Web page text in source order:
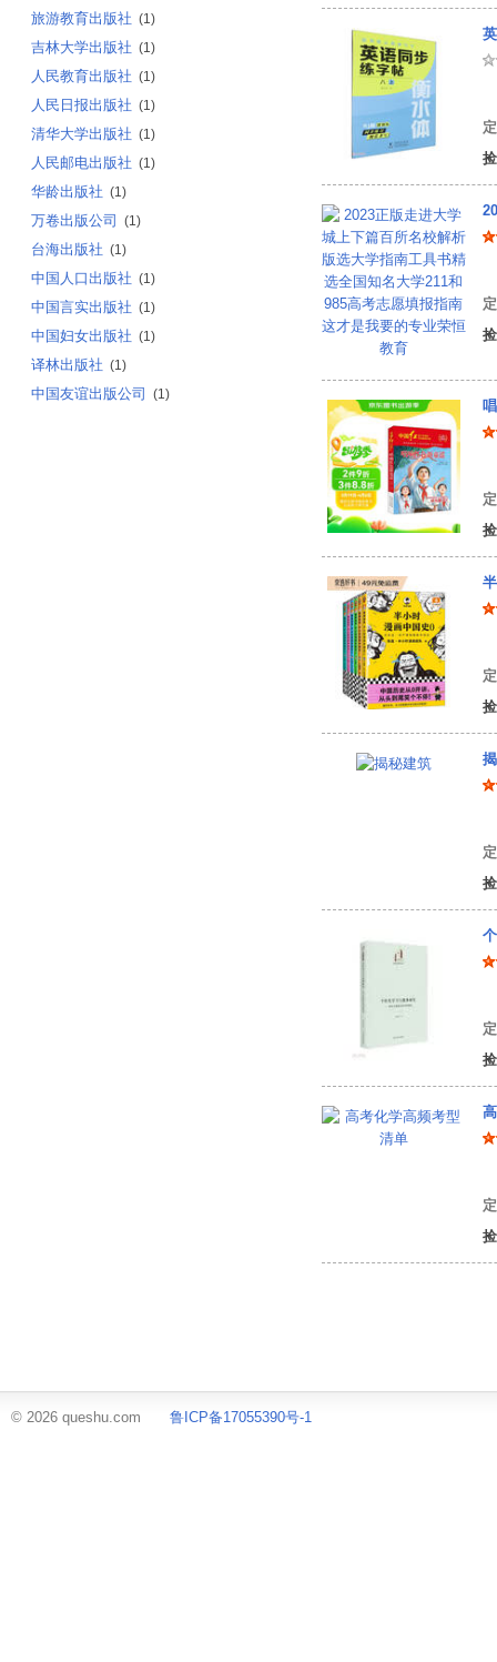
旅游教育出版社 (1)
吉林大学出版社 (1)
人民教育出版社 (1)
人民日报出版社 (1)
清华大学出版社 (1)
人民邮电出版社 (1)
华龄出版社 (1)
万卷出版公司 (1)
台海出版社 (1)
中国人口出版社 (1)
中国言实出版社 (1)
中国妇女出版社 (1)
译林出版社 (1)
中国友谊出版公司 (1)
© 2026 queshu.com 鲁ICP备17055390号-1